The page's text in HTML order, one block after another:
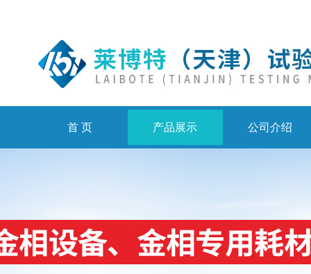
首 页 产品展示 公司介绍